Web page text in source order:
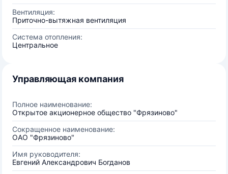
Вентиляция:
Приточно-вытяжная вентиляция
Система отопления:
Центральное
Управляющая компания
Полное наименование:
Открытое акционерное общество "Фрязиново"
Сокращенное наименование:
ОАО "Фрязиново"
Имя руководителя:
Евгений Александрович Богданов